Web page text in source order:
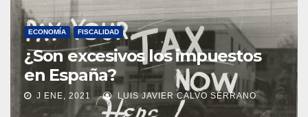
ECONOMÍA FISCALIDAD
¿Son excesivos los impuestos
en España?
J ENE, 2021 LUIS JAVIER CALVO SERRANO